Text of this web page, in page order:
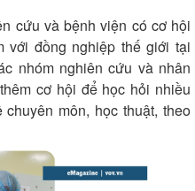
cứu và bệnh viện có cơ hội
với đồng nghiệp thế giới tại
nhóm nghiên cứu và nhân
cơ hội để học hỏi nhiều
môn, học thuật, theo